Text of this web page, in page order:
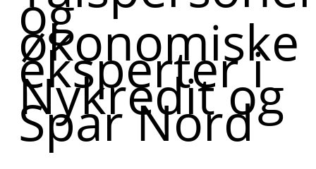
og
økonomiske
eksperter i
Nykredit og
Spar Nord